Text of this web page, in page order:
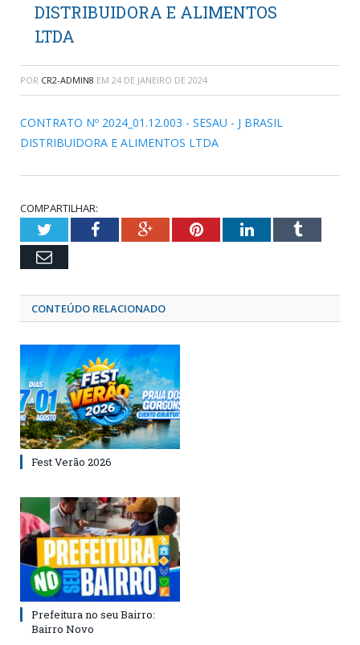
DISTRIBUIDORA E ALIMENTOS
LTDA
POR CR2-ADMIN8 EM 24 DE JANEIRO DE 2024
CONTRATO Nº 2024_01.12.003 - SESAU - J BRASIL
DISTRIBUIDORA E ALIMENTOS LTDA
COMPARTILHAR:
TwitterFacebookGoogle+PinterestLinkedInTumblr
Email
CONTEÚDO RELACIONADO
Fest Verão 2026
Prefeitura no seu Bairro:
Bairro Novo